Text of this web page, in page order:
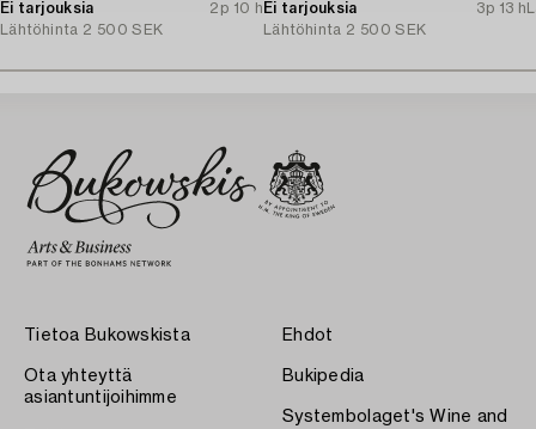
century.
Ei tarjouksia
2p 10 h
Lähtöhinta 2 500 SEK
Ei tarjouksia
3p 13 h
Lähtöhinta 2 500 SEK
Tietoa Bukowskista
Ota yhteyttä
asiantuntijoihimme
Ehdot
Bukipedia
Systembolaget's Wine and